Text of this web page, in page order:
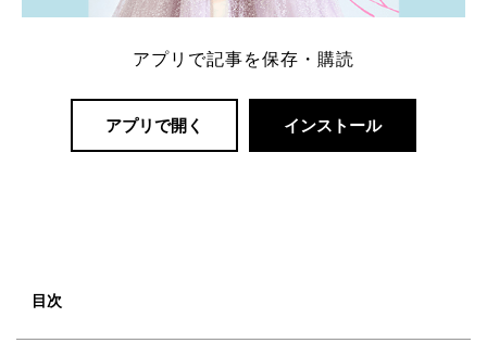
アプリで記事を保存・購読
アプリで開く インストール
目次